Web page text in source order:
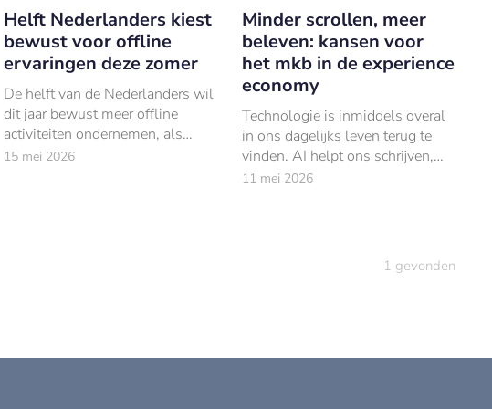
Helft Nederlanders kiest
bewust voor offline
ervaringen deze zomer
De helft van de Nederlanders wil
dit jaar bewust meer offline
activiteiten ondernemen, als
tegenwicht voor digitale overload
15 mei 2026
Minder scrollen, meer
beleven: kansen voor
het mkb in de experience
economy
Technologie is inmiddels overal
in ons dagelijks leven terug te
vinden. AI helpt ons schrijven,
kiezen, plannen en kopen.
11 mei 2026
1 gevonden